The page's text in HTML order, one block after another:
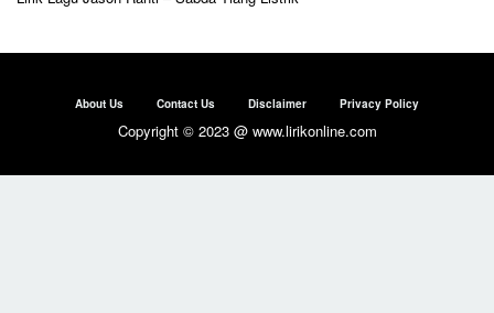
About Us Contact Us Disclaimer Privacy Policy
Copyright © 2023 @ www.lirikonline.com